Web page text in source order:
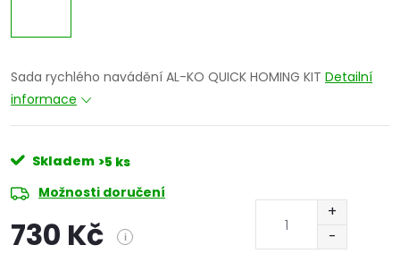
Sada rychlého navádění AL-KO QUICK HOMING KIT Detailní
informace
Skladem >5 ks
Možnosti doručení
730 Kč i